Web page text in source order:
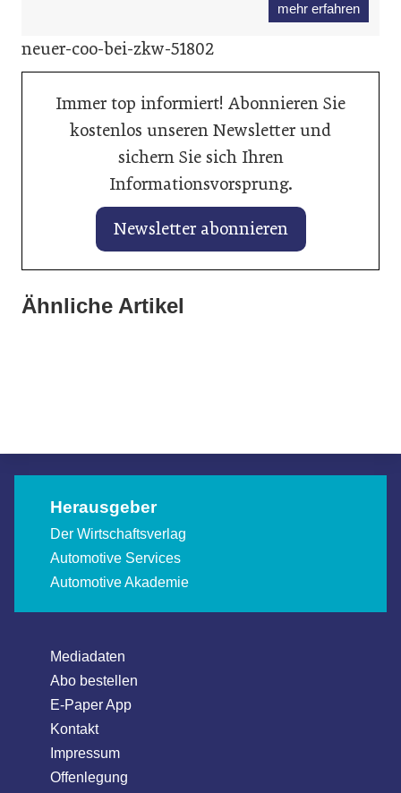
mehr erfahren
neuer-coo-bei-zkw-51802
Immer top informiert! Abonnieren Sie
kostenlos unseren Newsletter und
sichern Sie sich Ihren
Informationsvorsprung.
Newsletter abonnieren
Ähnliche Artikel
16. Januar 2026
Volkswagen, SEAT und CUPRA starten
Herausgeber
Der Wirtschaftsverlag
Automotive Services
Automotive Akademie
Mediadaten
Abo bestellen
E-Paper App
Kontakt
Impressum
Offenlegung